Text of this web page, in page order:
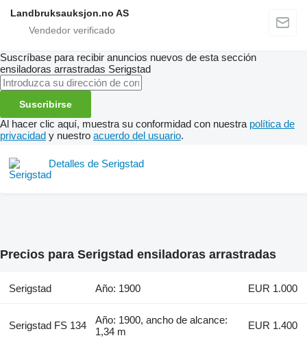
Landbruksauksjon.no AS
Suscríbase para recibir anuncios nuevos de esta sección
ensiladoras arrastradas Serigstad
Suscribirse
Al hacer clic aquí, muestra su conformidad con nuestra política de
privacidad y nuestro acuerdo del usuario.
Detalles de Serigstad
Precios para Serigstad ensiladoras arrastradas
Serigstad Año: 1900 EUR 1.000
Serigstad FS 134
Año: 1900, ancho de alcance:
1,34 m
EUR 1.400